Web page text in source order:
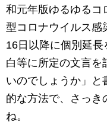
和元年版ゆるゆるコ
型コロナウイルス感
16日以降に個別延
白等に所定の文言を
いのでしょうか」と
的な方法で、さっき
ね。